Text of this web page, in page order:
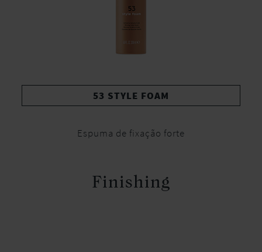
53 STYLE FOAM
Espuma de fixação forte
Finishing